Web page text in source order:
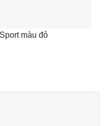
màu đỏ